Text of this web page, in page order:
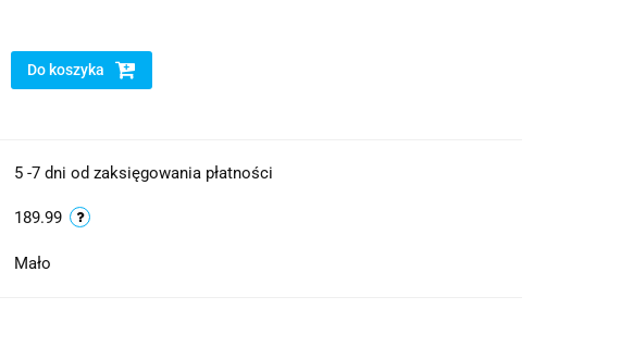
Do koszyka
5 -7 dni od zaksięgowania płatności
189.99
Mało